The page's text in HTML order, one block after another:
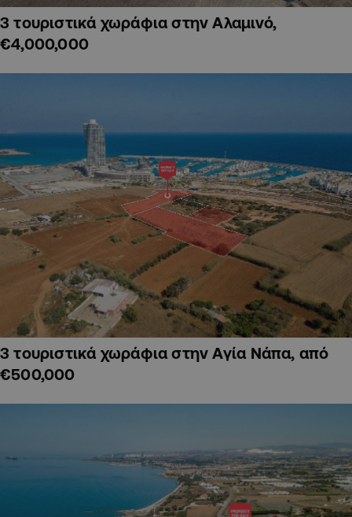
3 τουριστικά χωράφια στην Αλαμινό,
€4,000,000
3 τουριστικά χωράφια στην Αγία Νάπα, από
€500,000